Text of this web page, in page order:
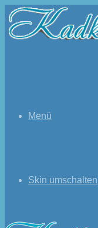
Menü
Skin umschalten